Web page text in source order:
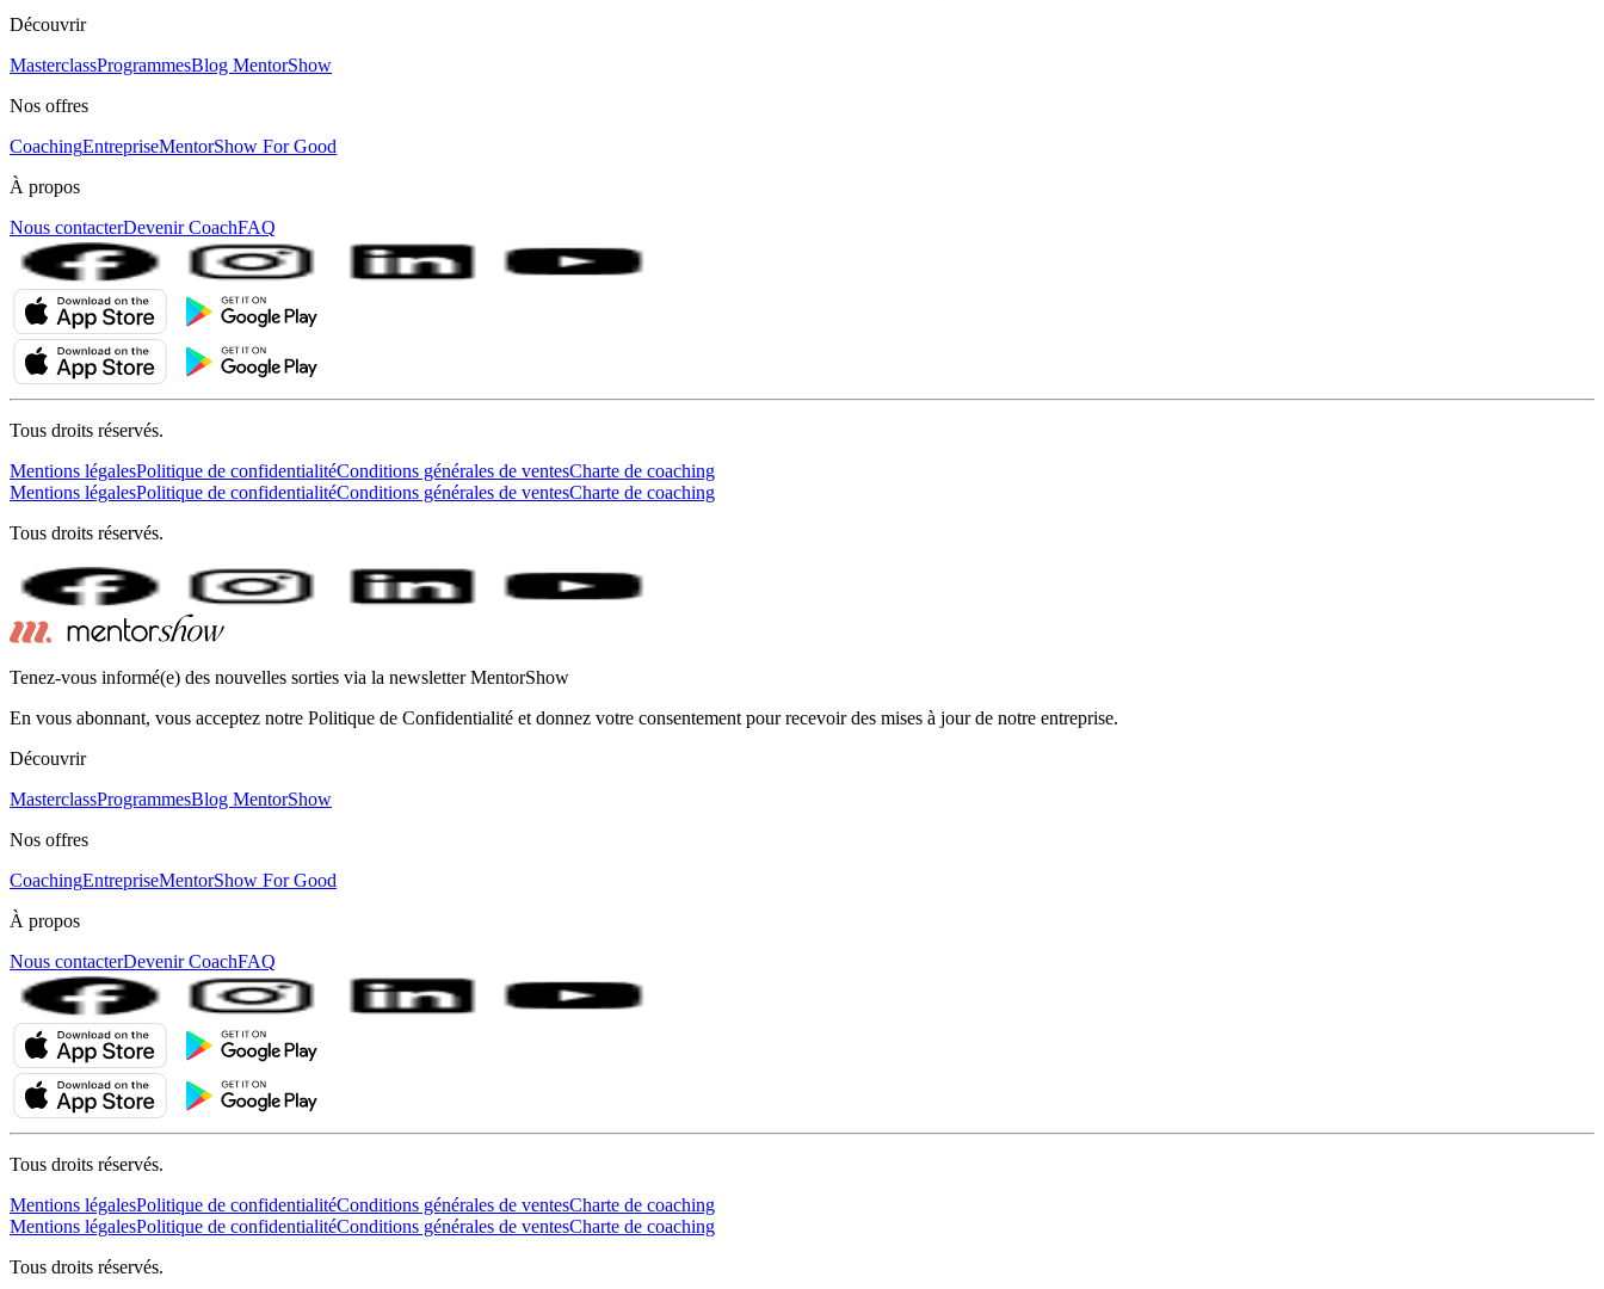
Découvrir
MasterclassProgrammesBlog MentorShow
Nos offres
CoachingEntrepriseMentorShow For Good
À propos
Nous contacterDevenir CoachFAQ
Tous droits réservés.
Mentions légalesPolitique de confidentialitéConditions générales de ventesCharte de coaching
Mentions légalesPolitique de confidentialitéConditions générales de ventesCharte de coaching
Tous droits réservés.
Tenez-vous informé(e) des nouvelles sorties via la newsletter MentorShow
En vous abonnant, vous acceptez notre Politique de Confidentialité et donnez votre consentement pour recevoir des mises à jour de notre entreprise.
Découvrir
MasterclassProgrammesBlog MentorShow
Nos offres
CoachingEntrepriseMentorShow For Good
À propos
Nous contacterDevenir CoachFAQ
Tous droits réservés.
Mentions légalesPolitique de confidentialitéConditions générales de ventesCharte de coaching
Mentions légalesPolitique de confidentialitéConditions générales de ventesCharte de coaching
Tous droits réservés.